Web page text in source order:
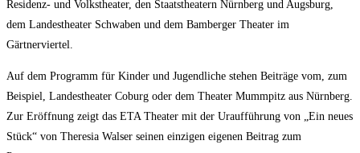
Resi­denz- und Volks­thea­ter, den Staats­thea­tern Nürn­berg und Augs­burg,
dem Lan­des­thea­ter Schwa­ben und dem Bam­ber­ger Thea­ter im
Gärtnerviertel.
Auf dem Pro­gramm für Kin­der und Jugend­li­che ste­hen Bei­trä­ge vom, zum
Bei­spiel, Lan­des­thea­ter Coburg oder dem Thea­ter Mumm­pitz aus Nürn­berg.
Zur Eröff­nung zeigt das ETA Thea­ter mit der Urauf­füh­rung von „Ein neu­es
Stück“ von The­re­sia Wal­ser sei­nen ein­zi­gen eige­nen Bei­trag zum